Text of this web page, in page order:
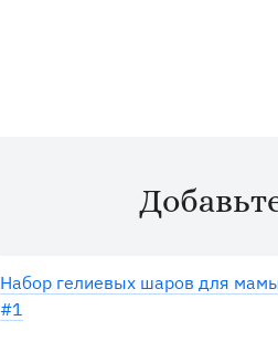
Набор гелиевых шаров для
#1